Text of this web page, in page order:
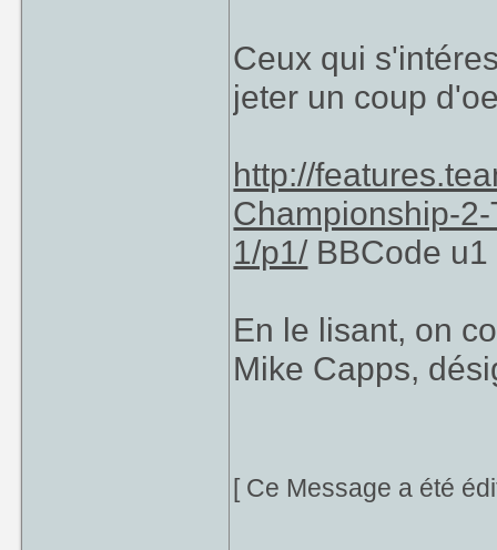
Ceux qui
jeter un coup
http://
Championship-
1/p1/BBCode u1
En le lisant, on
Mike Capps,
[ Ce Message a été